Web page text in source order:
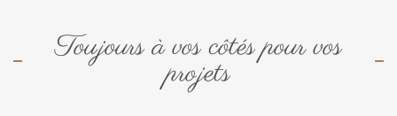
Toujours à vos côtés pour vos
projets